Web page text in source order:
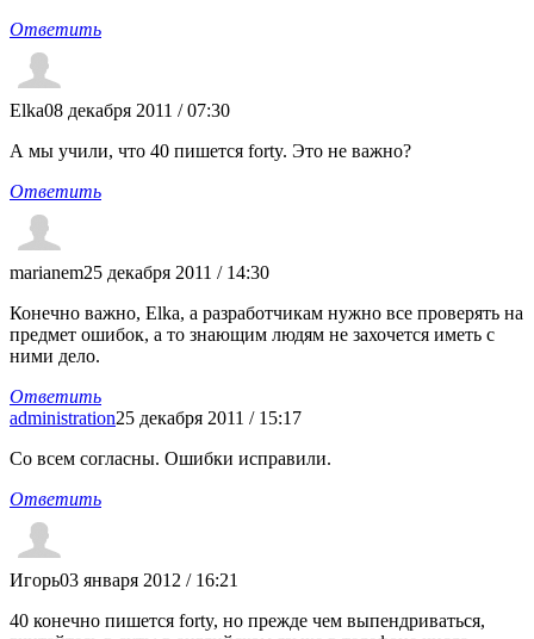
Ответить
Elka08 декабря 2011 / 07:30
А мы учили, что 40 пишется forty. Это не важно?
Ответить
marianem25 декабря 2011 / 14:30
Конечно важно, Elka, а разработчикам нужно все проверять на
предмет ошибок, а то знающим людям не захочется иметь с
ними дело.
Ответить
administration25 декабря 2011 / 15:17
Со всем согласны. Ошибки исправили.
Ответить
Игорь03 января 2012 / 16:21
40 конечно пишется forty, но прежде чем выпендриваться,